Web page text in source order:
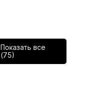
Показать все
(75)